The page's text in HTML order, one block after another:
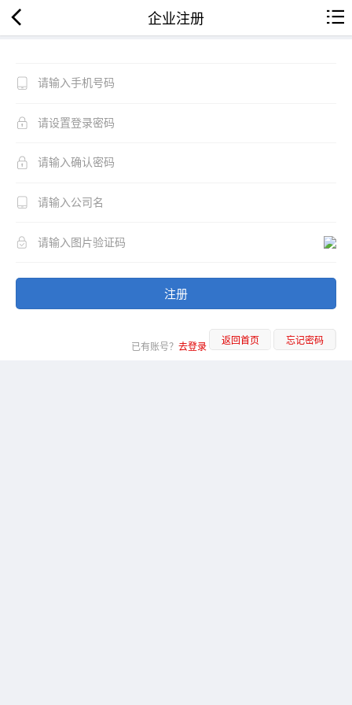
企业注册
注册
已有账号？ 去登录 返回首页 忘记密码